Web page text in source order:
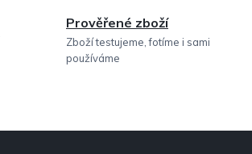
Prověřené zboží
Zboží testujeme, fotíme i sami
používáme